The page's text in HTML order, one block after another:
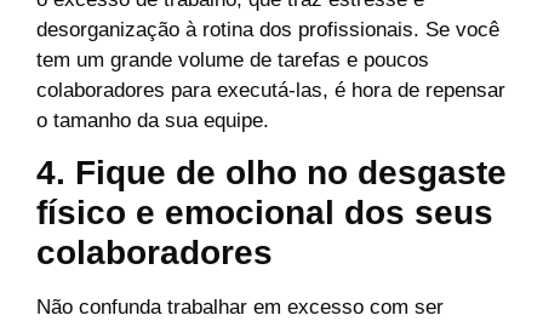
desorganização à rotina dos profissionais. Se você
tem um grande volume de tarefas e poucos
colaboradores para executá-las, é hora de repensar
o tamanho da sua equipe.
4. Fique de olho no desgaste
físico e emocional dos seus
colaboradores
Não confunda trabalhar em excesso com ser